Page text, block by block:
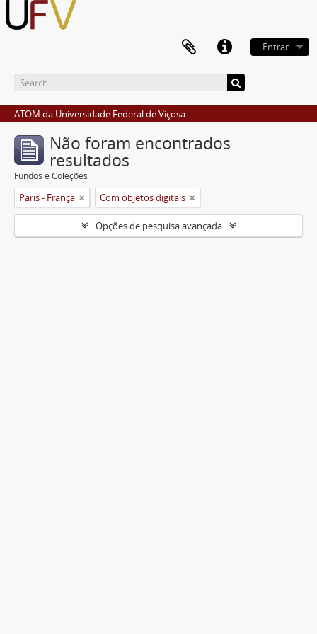
Entrar
ATOM da Universidade Federal de Viçosa
Não foram encontrados
resultados
Fundos e Coleções
Paris - França Com objetos digitais
Opções de pesquisa avançada